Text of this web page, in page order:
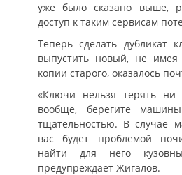
уже было сказано выше,
доступ к таким сервисам
Теперь сделать дубликат
выпустить новый, не
копии старого, оказалось
«Ключи нельзя терять
вообще, берегите
тщательностью. В случае
вас будет проблемой
найти для него
предупреждает Жигалов.